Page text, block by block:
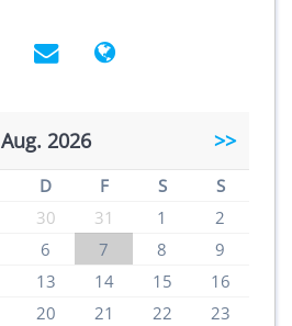
Aug. 2026 >>
D F S
S
30 31 1
2
6 7 8
9
13 14 15
16
20 21 22
23